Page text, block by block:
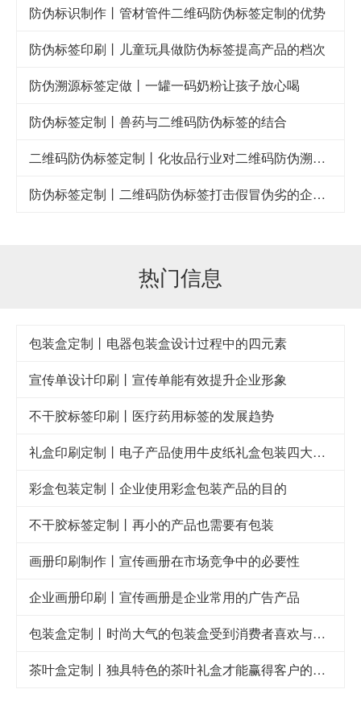
防伪标识制作丨管材管件二维码防伪标签定制的优势
防伪标签印刷丨儿童玩具做防伪标签提高产品的档次
防伪溯源标签定做丨一罐一码奶粉让孩子放心喝
防伪标签定制丨兽药与二维码防伪标签的结合
二维码防伪标签定制丨化妆品行业对二维码防伪溯源系统的需求
防伪标签定制丨二维码防伪标签打击假冒伪劣的企业利器
热门信息
包装盒定制丨电器包装盒设计过程中的四元素
宣传单设计印刷丨宣传单能有效提升企业形象
不干胶标签印刷丨医疗药用标签的发展趋势
礼盒印刷定制丨电子产品使用牛皮纸礼盒包装四大好处
彩盒包装定制丨企业使用彩盒包装产品的目的
不干胶标签定制丨再小的产品也需要有包装
画册印刷制作丨宣传画册在市场竞争中的必要性
企业画册印刷丨宣传画册是企业常用的广告产品
包装盒定制丨时尚大气的包装盒受到消费者喜欢与青睐
茶叶盒定制丨独具特色的茶叶礼盒才能赢得客户的喜欢